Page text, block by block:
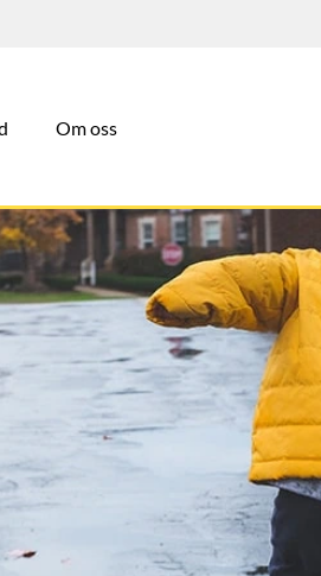
Om oss